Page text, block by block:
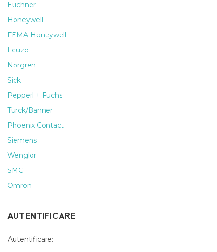
Euchner
Honeywell
FEMA-Honeywell
Leuze
Norgren
Sick
Pepperl + Fuchs
Turck/Banner
Phoenix Contact
Siemens
Wenglor
SMC
Omron
AUTENTIFICARE
Autentificare: